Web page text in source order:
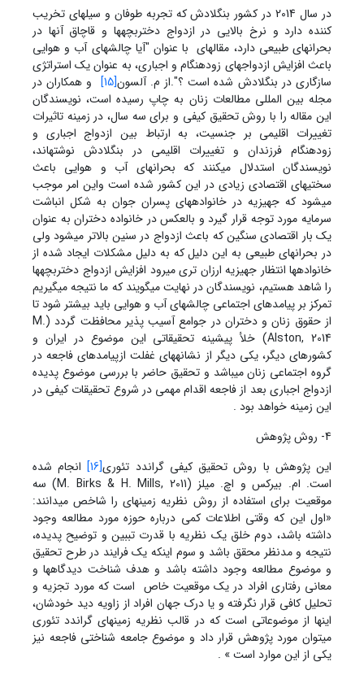
در سال 2014 در کشور بنگلادش که تجربه طوفان و سیل‏های تخریب
کننده دارد و نرخ بالایی در ازدواج دختربچه‏ها و قاچاق آنها در
بحرانهای طبیعی دارد، مقاله‏ای با عنوان "آیا چالش‏های آب و هوایی
باعث افزایش ازدواجهای زودهنگام و اجباری، به عنوان یک استراتژی
سازگاری در بنگلادش شده است ؟".از م. آلسون[15]
و همکاران در
مجله بین المللی مطالعات زنان به چاپ رسیده است، نویسندگان
این مقاله را با روش تحقیق کیفی و برای سه سال، در زمینه تاثیرات
تغییرات اقلیمی بر جنسیت، به ارتباط بین ازدواج اجباری و
زودهنگام فرزندان و تغییرات اقلیمی در بنگلادش نوشته‏اند،
نویسندگان استدلال می‏کنند که بحران‏های آب و هوایی باعث
سختی‏های اقتصادی زیادی در این کشور شده است واین امر موجب
می‏شود که جهیزیه در خانواده‏های پسران جوان به شکل انباشت
سرمایه مورد توجه قرار گیرد و بالعکس در خانواده دختران به عنوان
یک بار اقتصادی سنگین که باعث ازدواج در سنین بالاتر می‏شود ولی
در بحران‏های طبیعی به این دلیل که به دلیل مشکلات ایجاد شده از
خانواده‏ها انتظار جهیزیه ارزان تری می‏رود افزایش ازدواج دختربچه‏ها
را شاهد هستیم، نویسندگان در نهایت می‏گویند که ما نتیجه می‏گیریم
تمرکز بر پیامدهای اجتماعی چالش‏های آب و هوایی باید بیشتر شود تا
از حقوق زنان و دختران در جوامع آسیب پذیر محافظت گردد (M.
Alston, 2014) خلأ پیشینه تحقیقاتی این موضوع در ایران و
کشورهای دیگر، یکی دیگر از نشانه‏های غفلت ازپیامدهای فاجعه در
گروه اجتماعی زنان می‏باشد و تحقیق حاضر با بررسی موضوع پدیده
ازدواج اجباری بعد از فاجعه اقدام مهمی در شروع تحقیقات کیفی در
این زمینه خواهد بود .
4- روش پژوهش
این پژوهش با روش تحقیق کیفی گراندد تئوری[16]
انجام شده
است. ام. بیرکس و اچ. میلز (M. Birks & H. Mills, 2011) سه
موقعیت برای استفاده از روش نظریه زمینه‏ای را شاخص می‏دانند:
«اول این که وقتی اطلاعات کمی درباره حوزه مورد مطالعه وجود
داشته باشد، دوم خلق یک نظریه با قدرت تببین و توضیح پدیده،
نتیجه و مدنظر محقق باشد و سوم اینکه یک فرایند در طرح تحقیق
و موضوع مطالعه وجود داشته باشد و هدف شناخت دیدگاهها و
معانی رفتاری افراد در یک موقعیت خاص است که مورد تجزیه و
تحلیل کافی قرار نگرفته و یا درک جهان افراد از زاویه دید خودشان،
اینها از موضوعاتی است که در قالب نظریه زمینه‏ای گراندد تئوری
می‏توان مورد پژوهش قرار داد و موضوع جامعه شناختی فاجعه نیز
یکی از این موارد است » .